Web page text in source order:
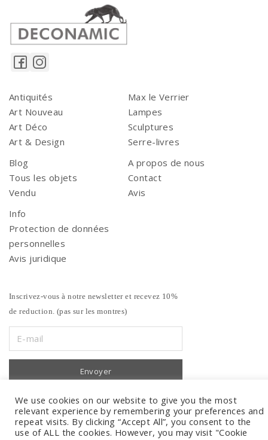
Antiquités
Art Nouveau
Art Déco
Art & Design
Max le Verrier
Lampes
Sculptures
Serre-livres
Blog
Tous les objets
Vendu
A propos de nous
Contact
Avis
Info
Protection de données
personnelles
Avis juridique
Inscrivez-vous à notre newsletter et recevez 10%
de reduction. (pas sur les montres)
We use cookies on our website to give you the most
relevant experience by remembering your preferences and
repeat visits. By clicking “Accept All”, you consent to the
use of ALL the cookies. However, you may visit "Cookie